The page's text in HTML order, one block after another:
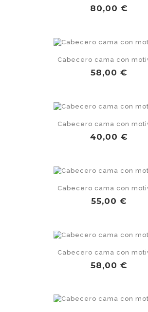
Precio
80,00 €
Cabecero cama con
Precio
58,00 €
Cabecero cama con
Precio
40,00 €
Cabecero cama con
Precio
55,00 €
Cabecero cama con
Precio
58,00 €